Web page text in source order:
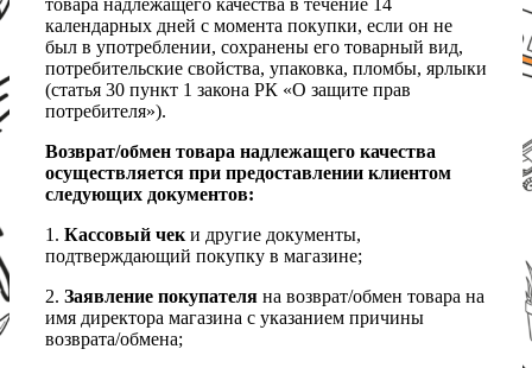
товара надлежащего качества в течение 14
календарных дней с момента покупки, если он не
был в употреблении, сохранены его товарный вид,
потребительские свойства, упаковка, пломбы, ярлыки
(статья 30 пункт 1 закона РК «О защите прав
потребителя»).
Возврат/обмен товара надлежащего качества
осуществляется при предоставлении клиентом
следующих документов:
1. Кассовый чеки другие документы,
подтверждающий покупку в магазине;
2. Заявление покупателя на возврат/обмен товара на
имя директора магазина с указанием причины
возврата/обмена;